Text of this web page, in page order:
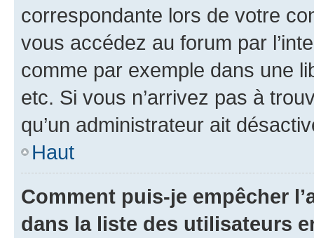
correspondante lors de votre
vous accédez au forum par
comme par exemple dans une
etc. Si vous n’arrivez pas à
qu’un administrateur ait
Haut
Comment puis-je empêcher
dans la liste des utilisateurs